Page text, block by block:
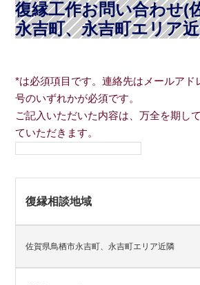
復縁工作お問い合わせ(
永吉町、永吉町エリア
*は必須項目です。連絡先はメールアド
号のいずれかが必須です。
ご記入いただいた内容は、万全を期し
ていただきます。
復縁相談地域
佐賀県鳥栖市永吉町、永吉町エリア近隣